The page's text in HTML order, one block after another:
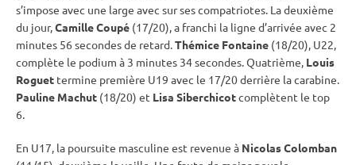
s’impose avec une large avec sur ses compatriotes. La deuxième
du jour,Camille Coupé (17/20), a franchi la ligne d’arrivée avec 2
minutes 56 secondes de retard.Thémice Fontaine (18/20), U22,
complète le podium à 3 minutes 34 secondes. Quatrième, Louis
Roguet termine première U19 avec le 17/20 derrière lacarabine.
Pauline Machut (18/20) et Lisa Siberchicotcomplètent le top
6.
En U17, la poursuite masculine est revenue à Nicolas Colomban